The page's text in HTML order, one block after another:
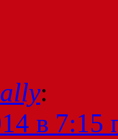
:
в 7:15